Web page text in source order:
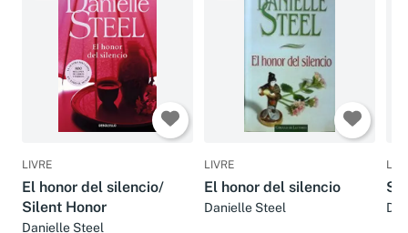
LIVRE
El honor del silencio/
Silent Honor
Danielle Steel
LIVRE
El honor del silencio
Danielle Steel